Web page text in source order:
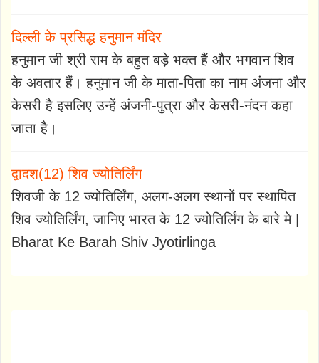
दिल्ली के प्रसिद्ध हनुमान मंदिर
हनुमान जी श्री राम के बहुत बड़े भक्त हैं और भगवान शिव
के अवतार हैं। हनुमान जी के माता-पिता का नाम अंजना और
केसरी है इसलिए उन्हें अंजनी-पुत्रा और केसरी-नंदन कहा
जाता है।
द्वादश(12) शिव ज्योतिर्लिंग
शिवजी के 12 ज्योतिर्लिंग, अलग-अलग स्थानों पर स्थापित
शिव ज्योतिर्लिंग, जानिए भारत के 12 ज्योतिर्लिंग के बारे मे |
Bharat Ke Barah Shiv Jyotirlinga